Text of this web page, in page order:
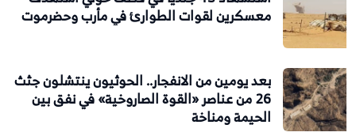
معسكرين لقوات الطوارئ في مأرب وحضرموت
بعد يومين من الانفجار.. الحوثيون ينتشلون جثث
26 من عناصر «القوة الصاروخية» في نفق بين
الحيمة ومناخة